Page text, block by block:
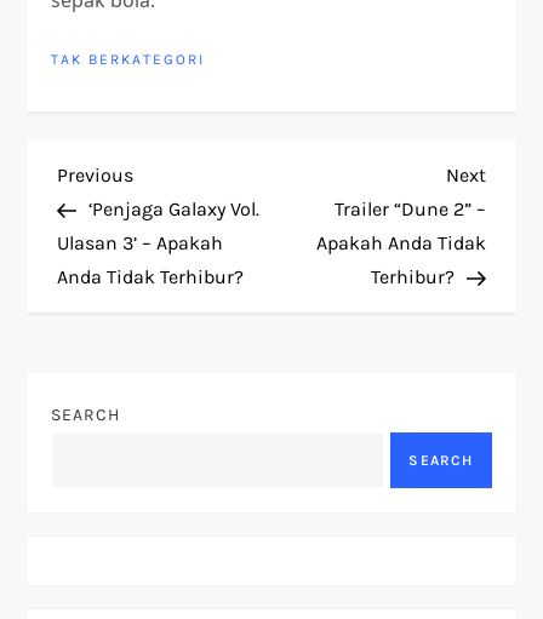
TAK BERKATEGORI
P
o
s
n
Previous
Post
Previous
‘Penjaga Galaxy Vol.
Ulasan 3’ – Apakah
Anda Tidak Terhibur?
Next
Post
Next
Trailer “Dune 2” –
Apakah Anda Tidak
Terhibur?
SEARCH
SEARCH